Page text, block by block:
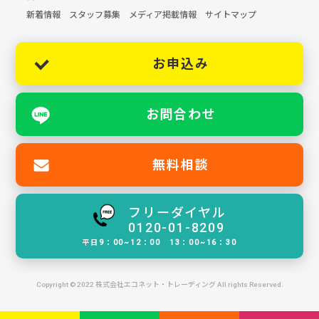
新着情報
スタッフ募集 メディア掲載情報 サイトマップ
お申込み
お問合わせ
無料相談
フリーダイヤル
0120-01-8209
平日9：00~12：00 13：00~16：30
Copyright © 2022 株式会社エコネット・トレーディング All rights Reserved.